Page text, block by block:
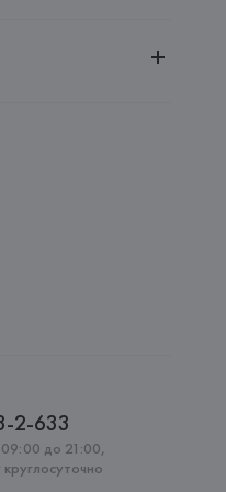
ком. 1
2-633
до 21:00,